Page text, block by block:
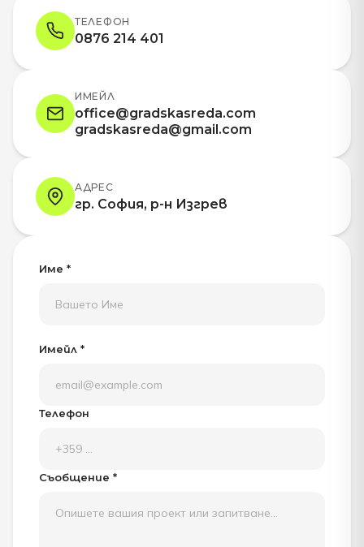
ТЕЛЕФОН
0876 214 401
ИМЕЙЛ
office@gradskasreda.com
gradskasreda@gmail.com
АДРЕС
гр. София, р-н Изгрев
Име *
Имейл *
Телефон
Съобщение *